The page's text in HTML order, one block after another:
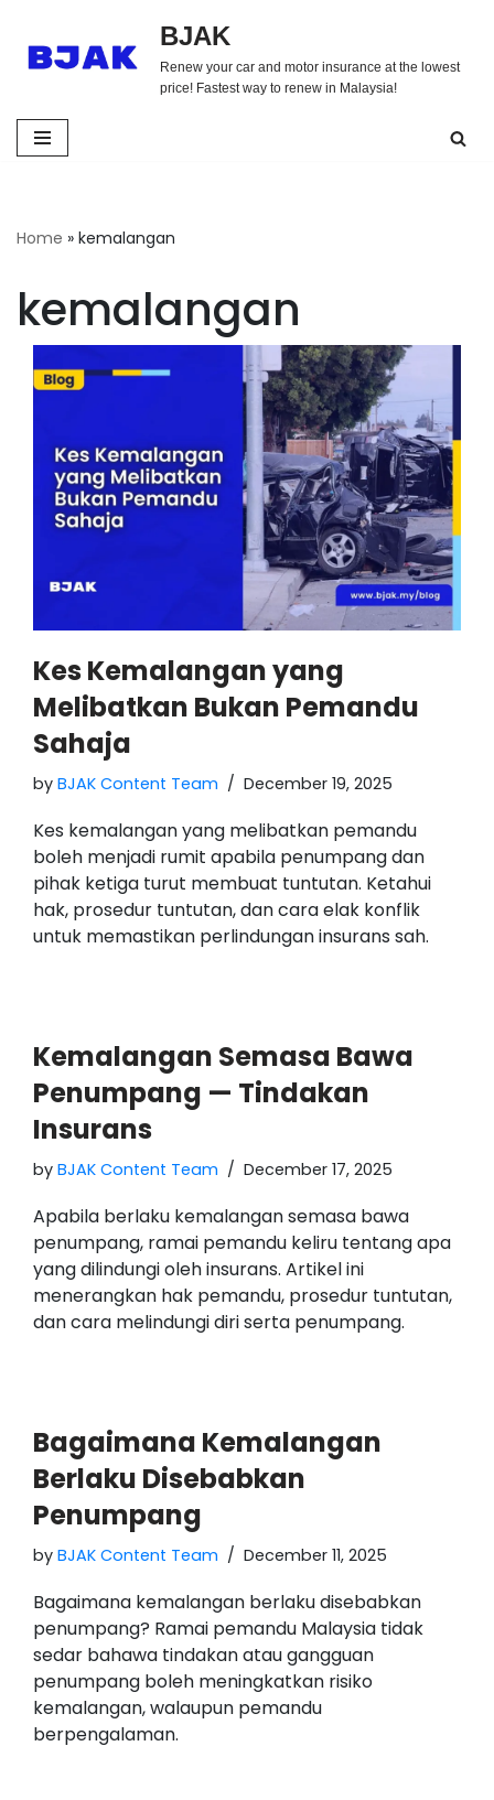
Skip
BJAK
Renew your car and motor insurance at the lowest
price! Fastest way to renew in Malaysia!
Home » kemalangan
kemalangan
Kes Kemalangan yang
Melibatkan Bukan Pemandu
Sahaja
by BJAK Content Team December 19, 2025
Kes kemalangan yang melibatkan pemandu
boleh menjadi rumit apabila penumpang dan
pihak ketiga turut membuat tuntutan. Ketahui
hak, prosedur tuntutan, dan cara elak konflik
untuk memastikan perlindungan insurans sah.
Kemalangan Semasa Bawa
Penumpang — Tindakan
Insurans
by BJAK Content Team December 17, 2025
Apabila berlaku kemalangan semasa bawa
penumpang, ramai pemandu keliru tentang apa
yang dilindungi oleh insurans. Artikel ini
menerangkan hak pemandu, prosedur tuntutan,
dan cara melindungi diri serta penumpang.
Bagaimana Kemalangan
Berlaku Disebabkan
Penumpang
by BJAK Content Team December 11, 2025
Bagaimana kemalangan berlaku disebabkan
penumpang? Ramai pemandu Malaysia tidak
sedar bahawa tindakan atau gangguan
penumpang boleh meningkatkan risiko
kemalangan, walaupun pemandu
berpengalaman.